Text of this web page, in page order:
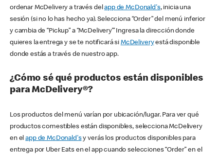
ordenar McDelivery a través delapp de McDonald's, inicia una
sesión (si no lo has hecho ya). Selecciona “Order” del menú inferior
y cambia de “Pickup” a “McDelivery’” Ingresa la dirección donde
quieres la entrega y se te notificará si McDeliveryestá disponible
donde estás a través de nuestro app.
¿Cómo sé qué productos están disponibles
para McDelivery®?
Los productos del menú varían por ubicación/lugar. Para ver qué
productos comestibles están disponibles, selecciona McDelivery
en elapp de McDonald'sy verás los productos disponibles para
entrega por Uber Eats en el app cuando selecciones “Order” en el